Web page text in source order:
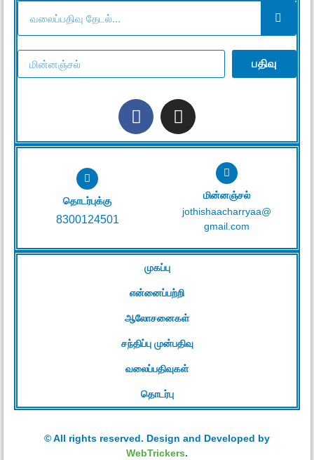
முகப்பு
என்னைப்பற்றி
ஆலோசனைகள்
சந்திப்பு முன்பதிவு
வலைப்பதிவுகள்
தொடர்பு
தொடர்புக்கு
8300124501
மின்னஞ்சல்
jothishaacharryaa@
gmail.com
பதிவு
© All rights reserved. Design and Developed by
WebTrickers.